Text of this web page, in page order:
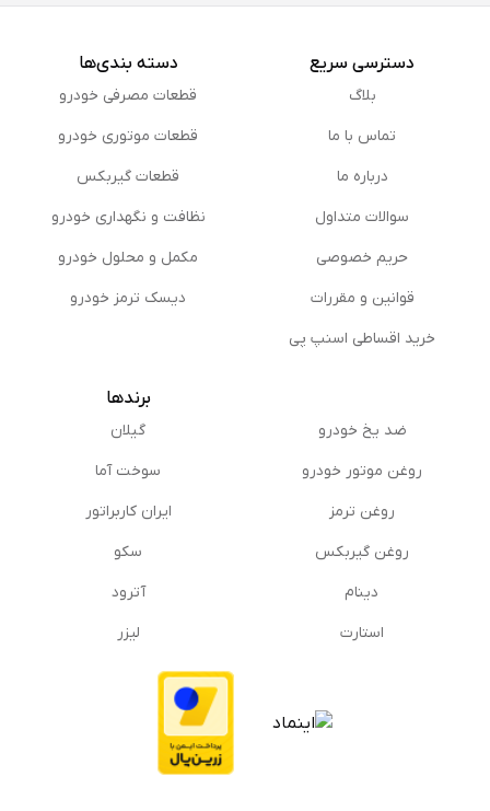
دسترسی سریع
بلاگ
تماس با ما
درباره ما
سوالات متداول
حریم خصوصی
قوانین و مقررات
خرید اقساطی اسنپ پی
دسته بندی‌ها
قطعات مصرفی خودرو
قطعات موتوری خودرو
قطعات گیربکس
نظافت و نگهداری خودرو
مكمل و محلول خودرو
دیسک ترمز خودرو
ضد یخ خودرو
روغن موتور خودرو
روغن ترمز
روغن گیربكس
دینام
استارت
برندها
گیلان
سوخت آما
ایران کاربراتور
سکو
آترود
لیزر